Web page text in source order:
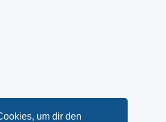
um dir den